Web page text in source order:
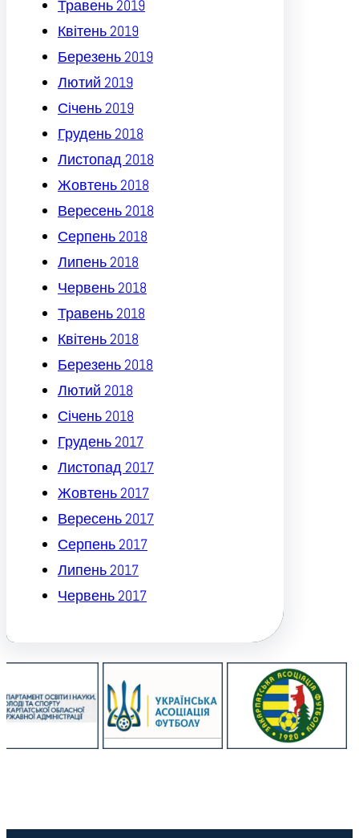
Травень 2019
Квітень 2019
Березень 2019
Лютий 2019
Січень 2019
Грудень 2018
Листопад 2018
Жовтень 2018
Вересень 2018
Серпень 2018
Липень 2018
Червень 2018
Травень 2018
Квітень 2018
Березень 2018
Лютий 2018
Січень 2018
Грудень 2017
Листопад 2017
Жовтень 2017
Вересень 2017
Серпень 2017
Липень 2017
Червень 2017